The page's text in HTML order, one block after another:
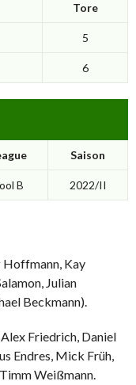
Tore
5
6
Saison
B 2022/II
Hoffmann, Kay
Julian
Beckmann).
Friedrich, Daniel
Endres, Mick Früh,
Weißmann.